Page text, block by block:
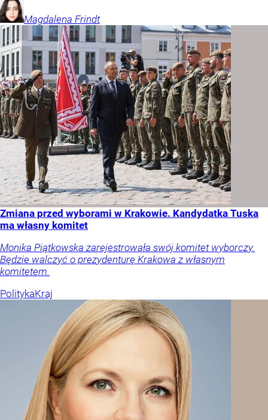
Magdalena Frindt
Zmiana przed wyborami w Krakowie. Kandydatka Tuska
ma własny komitet
Monika Piątkowska zarejestrowała swój komitet wyborczy.
Będzie walczyć o prezydenturę Krakowa z własnym
komitetem.
PolitykaKraj